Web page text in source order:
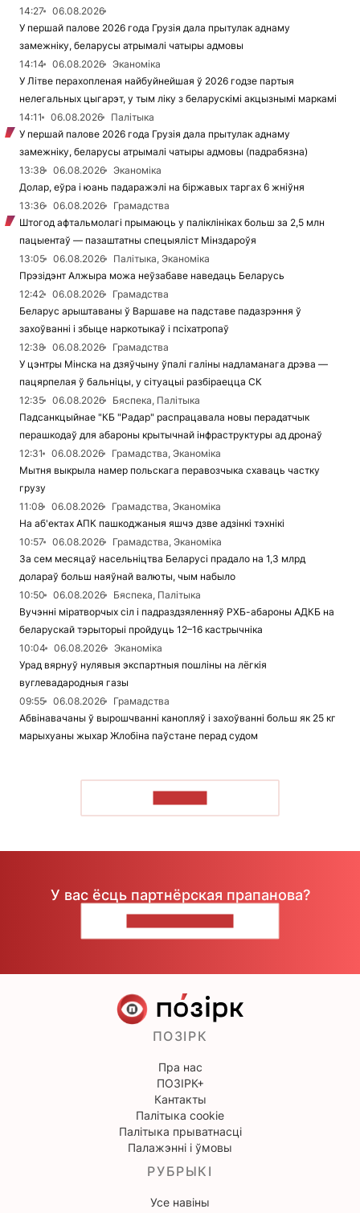
14:27
06.08.2026
У першай палове 2026 года Грузія дала прытулак аднаму
замежніку, беларусы атрымалі чатыры адмовы
14:14
06.08.2026
Эканоміка
У Літве перахопленая найбуйнейшая ў 2026 годзе партыя
нелегальных цыгарэт, у тым ліку з беларускімі акцызнымі маркамі
14:11
06.08.2026
Палітыка
У першай палове 2026 года Грузія дала прытулак аднаму
замежніку, беларусы атрымалі чатыры адмовы (падрабязна)
13:38
06.08.2026
Эканоміка
Долар, еўра і юань падаражэлі на біржавых таргах 6 жніўня
13:36
06.08.2026
Грамадства
Штогод афтальмолагі прымаюць у паліклініках больш за 2,5 млн
пацыентаў — пазаштатны спецыяліст Мінздароўя
13:05
06.08.2026
Палітыка, Эканоміка
Прэзідэнт Алжыра можа неўзабаве наведаць Беларусь
12:42
06.08.2026
Грамадства
Беларус арыштаваны ў Варшаве на падставе падазрэння ў
захоўванні і збыце наркотыкаў і псіхатропаў
12:38
06.08.2026
Грамадства
У цэнтры Мінска на дзяўчыну ўпалі галіны надламанага дрэва —
пацярпелая ў бальніцы, у сітуацыі разбіраецца СК
12:35
06.08.2026
Бяспека, Палітыка
Падсанкцыйнае "КБ "Радар" распрацавала новы перадатчык
перашкодаў для абароны крытычнай інфраструктуры ад дронаў
12:31
06.08.2026
Грамадства, Эканоміка
Мытня выкрыла намер польскага перавозчыка схаваць частку
грузу
11:08
06.08.2026
Грамадства, Эканоміка
На аб'ектах АПК пашкоджаныя яшчэ дзве адзінкі тэхнікі
10:57
06.08.2026
Грамадства, Эканоміка
За сем месяцаў насельніцтва Беларусі прадало на 1,3 млрд
долараў больш наяўнай валюты, чым набыло
10:50
06.08.2026
Бяспека, Палітыка
Вучэнні міратворчых сіл і падраздзяленняў РХБ-абароны АДКБ на
беларускай тэрыторыі пройдуць 12–16 кастрычніка
10:04
06.08.2026
Эканоміка
Урад вярнуў нулявыя экспартныя пошліны на лёгкія
вуглевадародныя газы
09:55
06.08.2026
Грамадства
Абвінавачаны ў вырошчванні канопляў і захоўванні больш як 25 кг
марыхуаны жыхар Жлобіна паўстане перад судом
У вас ёсць партнёрская прапанова?
ПОЗІРК
Пра нас
ПОЗІРК+
Кантакты
Палітыка cookie
Палітыка прыватнасці
Палажэнні і ўмовы
РУБРЫКІ
Усе навіны